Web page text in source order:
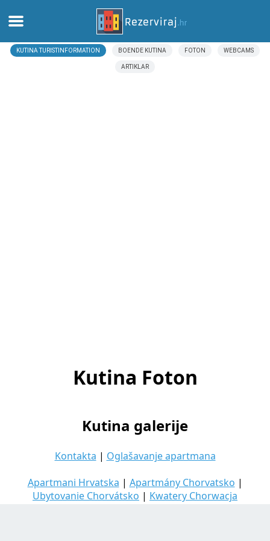
Hem
KUTINA TURISTINFORMATION BOENDE KUTINA FOTON WEBCAMS
ARTIKLAR
Kutina Foton
Kutina galerije
Kontakta | Oglašavanje apartmana
Apartmani Hrvatska | Apartmány Chorvatsko |
Ubytovanie Chorvátsko | Kwatery Chorwacja